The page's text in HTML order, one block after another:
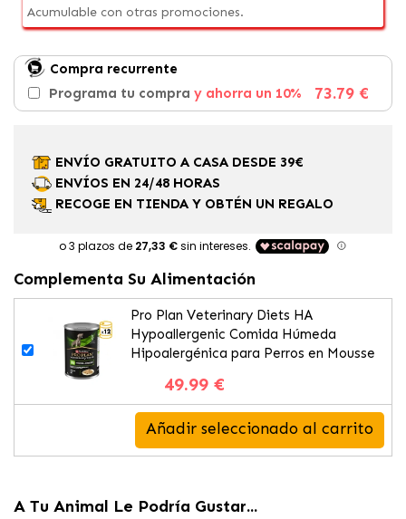
Acumulable con otras promociones.
Compra recurrente
Programa tu compra y ahorra un 10% 73.79 €
ENVÍO GRATUITO A CASA DESDE 39€
ENVÍOS EN 24/48 HORAS
RECOGE EN TIENDA Y OBTÉN UN REGALO
Complementa Su Alimentación
Pro Plan Veterinary Diets HA
Hypoallergenic Comida Húmeda
Hipoalergénica para Perros en Mousse
49.99 €
Añadir seleccionado al carrito
A Tu Animal Le Podría Gustar...